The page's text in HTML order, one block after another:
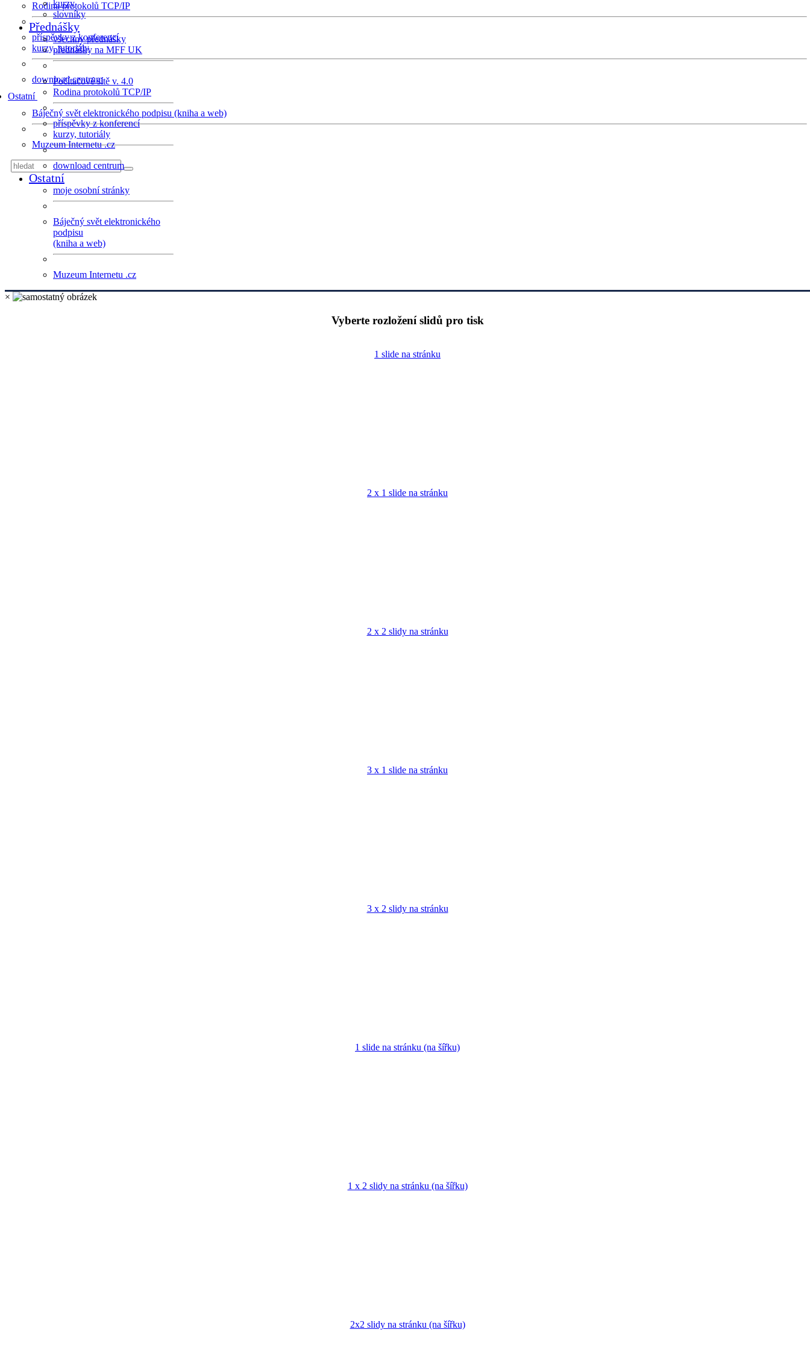
Rodina protokolů TCP/IP
příspěvky z konferencí
kurzy, tutoriály
download centrum
Ostatní
Báječný svět elektronického podpisu (kniha a web)
Muzeum Internetu .cz
kurzy
slovníky
Přednášky
všechny přednášky
přednášky na MFF UK
Počítačové sítě v. 4.0
Rodina protokolů TCP/IP
příspěvky z konferencí
kurzy, tutoriály
download centrum
Ostatní
moje osobní stránky
Báječný svět elektronického
podpisu
(kniha a web)
Muzeum Internetu .cz
×
Vyberte rozložení slidů pro tisk
1 slide na stránku
2 x 1 slide na stránku
2 x 2 slidy na stránku
3 x 1 slide na stránku
3 x 2 slidy na stránku
1 slide na stránku (na šířku)
1 x 2 slidy na stránku (na šířku)
2x2 slidy na stránku (na šířku)